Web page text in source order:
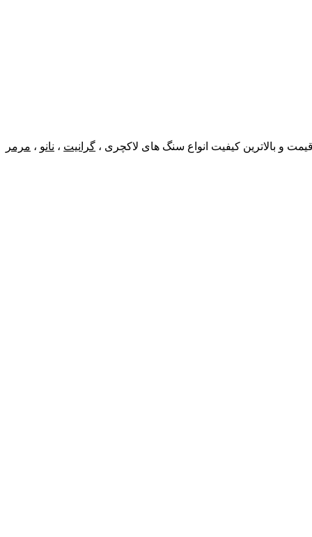
قیمت و بالاترین کیفیت انواع سنگ های لاکچری ، گرانیت ، نانو ، مرمر